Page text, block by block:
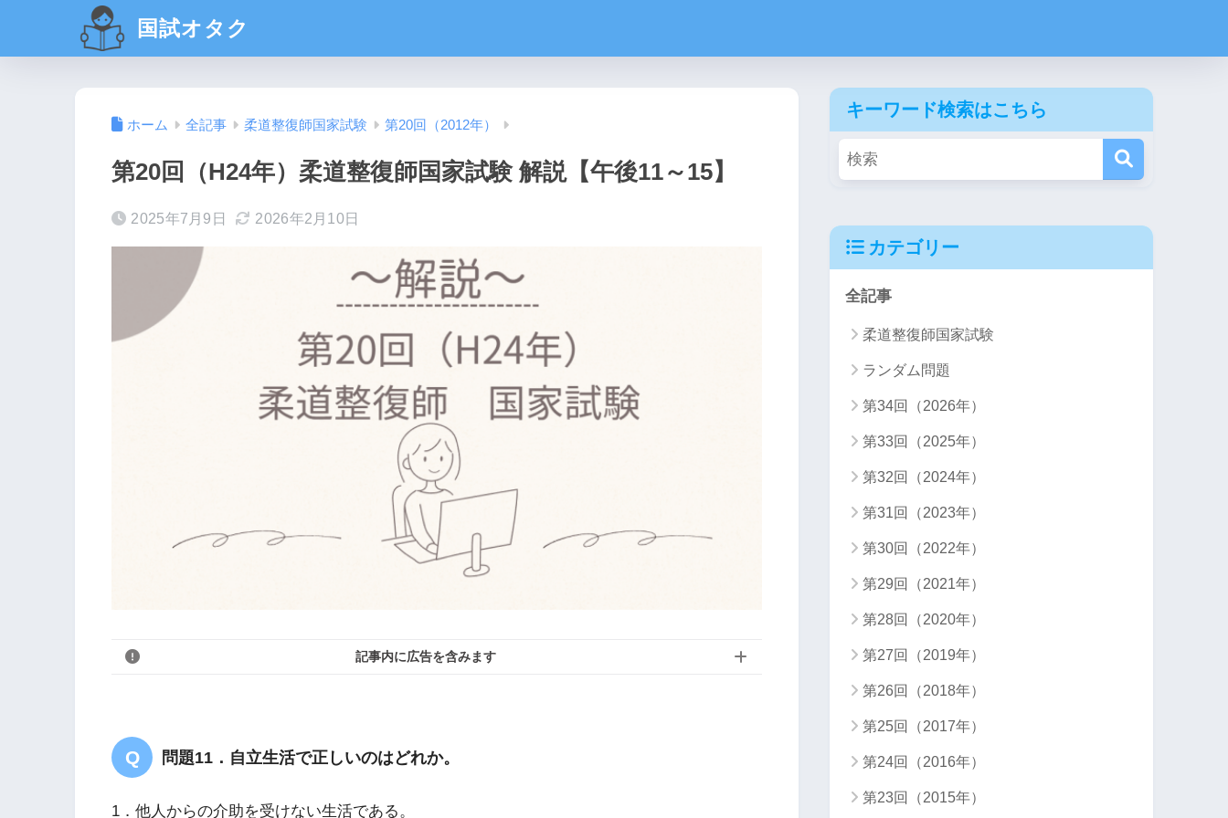
国試オタク
ホーム 全記事 柔道整復師国家試験 第20回（2012年）
第20回（H24年）柔道整復師国家試験 解説【午後11～15】
2025年7月9日 2026年2月10日
記事内に広告を含みます
問題11．自立生活で正しいのはどれか。
1．他人からの介助を受けない生活である。
キーワード検索はこちら
カテゴリー
全記事
柔道整復師国家試験
ランダム問題
第34回（2026年）
第33回（2025年）
第32回（2024年）
第31回（2023年）
第30回（2022年）
第29回（2021年）
第28回（2020年）
第27回（2019年）
第26回（2018年）
第25回（2017年）
第24回（2016年）
第23回（2015年）